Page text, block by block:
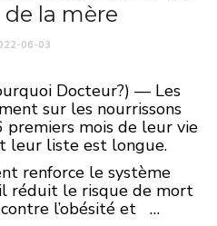
la mère
06-03
Docteur?) — Les
sur les nourrissons
premiers mois de leur vie
leur liste est longue.
renforce le système
réduit le risque de mort
l’obésité et …